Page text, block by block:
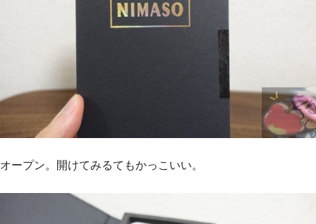
オープン。開けてみるてもかっこいい。